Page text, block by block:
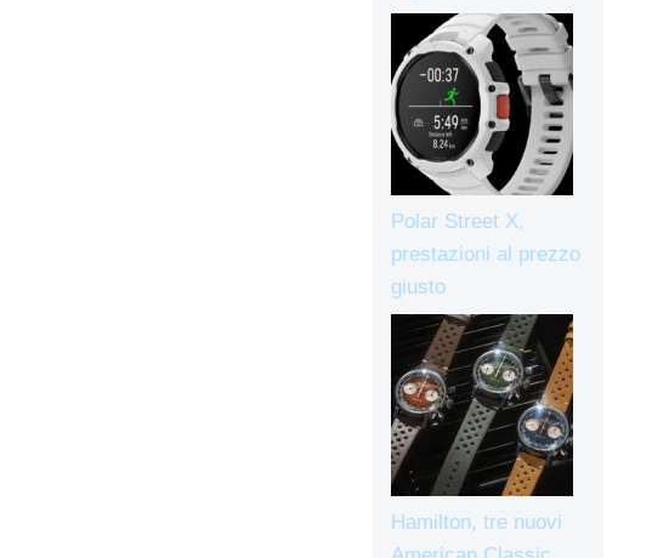
Polar Street X,
prestazioni al prezzo
giusto
Hamilton, tre nuovi